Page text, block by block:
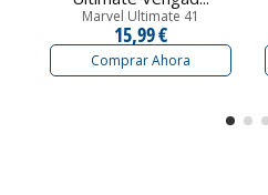
Marvel Ultimate 41
15,99 €
Comprar Ahora